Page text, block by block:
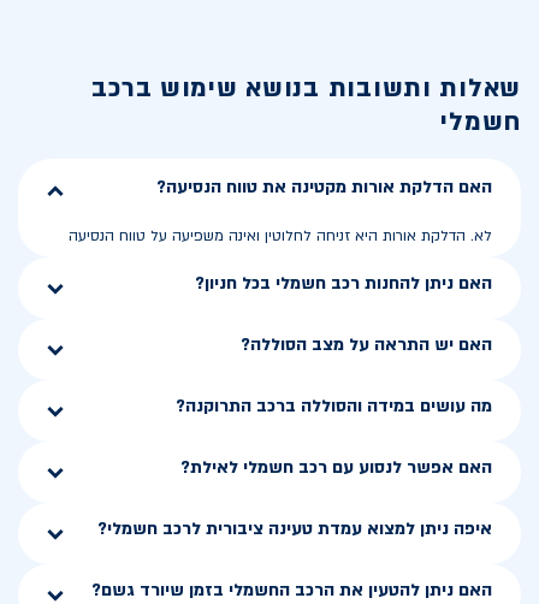
שאלות ותשובות בנושא שימוש ברכב
חשמלי
האם הדלקת אורות מקטינה את טווח הנסיעה?
לא. הדלקת אורות היא זניחה לחלוטין ואינה משפיעה על טווח הנסיעה
האם ניתן להחנות רכב חשמלי בכל חניון?
האם יש התראה על מצב הסוללה?
מה עושים במידה והסוללה ברכב התרוקנה?
האם אפשר לנסוע עם רכב חשמלי לאילת?
איפה ניתן למצוא עמדת טעינה ציבורית לרכב חשמלי?
האם ניתן להטעין את הרכב החשמלי בזמן שיורד גשם?